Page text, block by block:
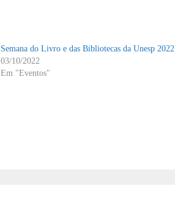
Semana do Livro e das Bibliotecas da Unesp 2022
03/10/2022
Em "Eventos"